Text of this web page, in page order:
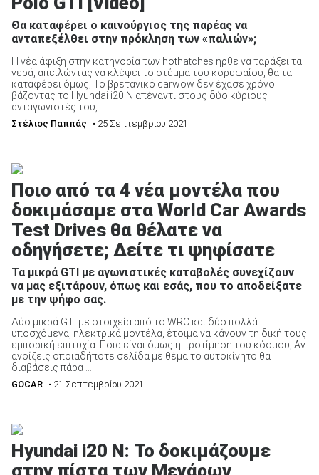
Θα καταφέρει ο καινούργιος της παρέας να
ανταπεξέλθει στην πρόκληση των «παλιών»;
Η νέα άφιξη στην κατηγορία των hothatches ήρθε να ταράξει τα
νερά, απειλώντας να κλέψει το στέμμα του κορυφαίου, θα τα
καταφέρει όμως; Το βρετανικό carwow δεν έχασε χρόνο
βάζοντας το Hyundai i20 N απέναντι στους δύο κύριους
ανταγωνιστές του, ...
Στέλιος Παππάς • 25 Σεπτεμβρίου 2021
Ποιο από τα 4 νέα μοντέλα που
δοκιμάσαμε στα World Car Awards
Test Drives θα θέλατε να
οδηγήσετε; Δείτε τι ψηφίσατε
Τα μικρά GTI με αγωνιστικές καταβολές συνεχίζουν
να μας εξιτάρουν, όπως και εσάς, που το αποδείξατε
με την ψήφο σας.
Δύο μικρά GTI με στοιχεία από το WRC και δύο πολλά
υποσχόμενα, ηλεκτρικά μοντέλα, έτοιμα να κάνουν τη δική τους
εμπορική επιτυχία. Ποια είναι όμως η προτίμηση του κόσμου; Αν
ανοίξεις οποιαδήποτε σελίδα με θέμα το αυτοκίνητο θα
διαβάσεις πάρα ...
GOCAR • 21 Σεπτεμβρίου 2021
Hyundai i20 N: Το δοκιμάζουμε
στην πίστα των Μεγάρων